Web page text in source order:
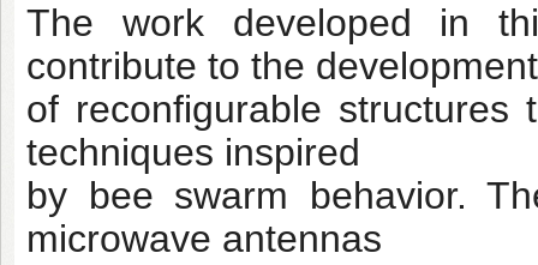
The work developed in
contribute to the development
of reconfigurable structures
techniques inspired
by bee swarm behavior.
microwave antennas